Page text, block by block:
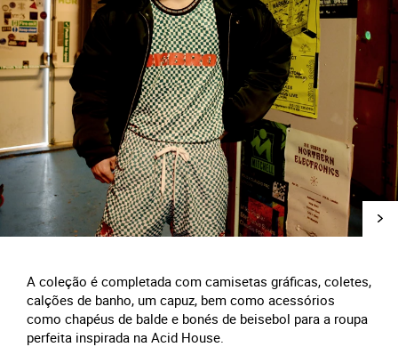
A coleção é completada com camisetas gráficas, coletes,
calções de banho, um capuz, bem como acessórios
como chapéus de balde e bonés de beisebol para a roupa
perfeita inspirada na Acid House.